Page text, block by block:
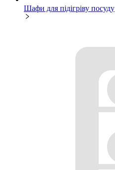
Шафи для підігріву посуду